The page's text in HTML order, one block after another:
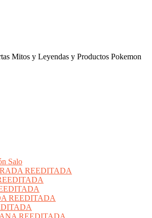
Mitos y Leyendas y Productos Pokemon
Salo
REEDITADA
REEDITADA